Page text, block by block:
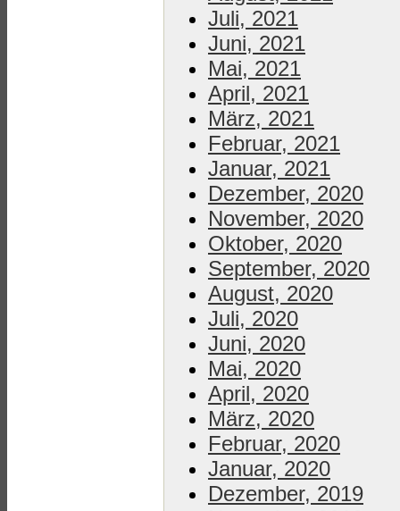
Juli, 2021
Juni, 2021
Mai, 2021
April, 2021
März, 2021
Februar, 2021
Januar, 2021
Dezember, 2020
November, 2020
Oktober, 2020
September, 2020
August, 2020
Juli, 2020
Juni, 2020
Mai, 2020
April, 2020
März, 2020
Februar, 2020
Januar, 2020
Dezember, 2019